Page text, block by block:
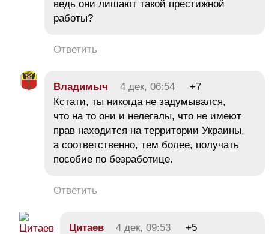
ведь они лишают такой престижной
работы?
Ответить
Владимыч 4 дек, 06:54
+7
Кстати, ты никогда не задумывался,
что на то они и нелегалы, что не имеют
прав находится на территории Украины,
а соответственно, тем более, получать
пособие по безработице.
Ответить
Цитаев 4 дек, 09:53
+5